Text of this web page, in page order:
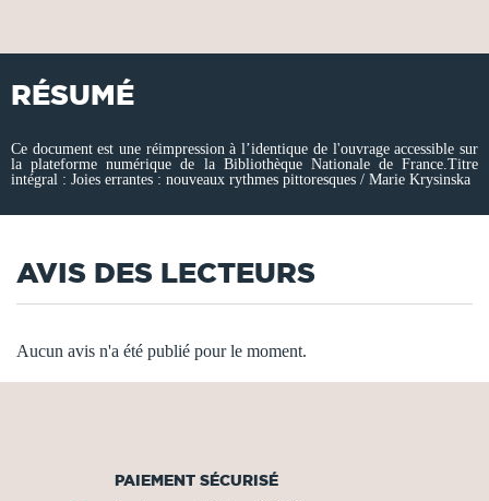
RÉSUMÉ
Ce document est une réimpression à l’identique de l'ouvrage accessible sur
la plateforme numérique de la Bibliothèque Nationale de France.Titre
intégral : Joies errantes : nouveaux rythmes pittoresques / Marie Krysinska
AVIS DES LECTEURS
Aucun avis n'a été publié pour le moment.
PAIEMENT SÉCURISÉ